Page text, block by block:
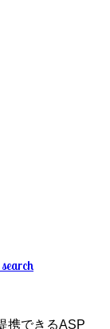
search
携できるASP